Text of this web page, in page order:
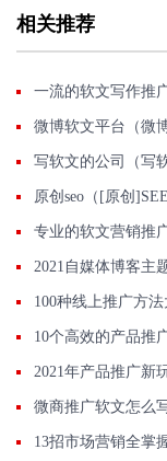
相关推荐
一流的软文写作推
微博软文平台（微
写软文的公司（写
专业的软文营销推
2021自媒体博客主
100种线上推广方
10个高效的产品推
2021年产品推广新
微商推广软文怎么
13招市场营销全掌